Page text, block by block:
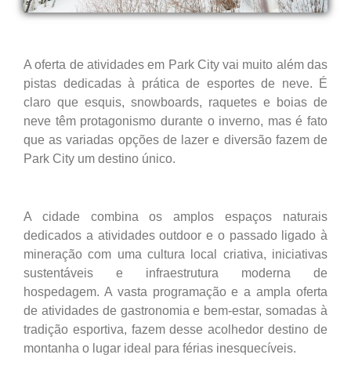
A oferta de atividades em Park City vai muito além das
pistas dedicadas à prática de esportes de neve. É
claro que esquis, snowboards, raquetes e boias de
neve têm protagonismo durante o inverno, mas é fato
que as variadas opções de lazer e diversão fazem de
Park City um destino único.
A cidade combina os amplos espaços naturais
dedicados a atividades outdoor e o passado ligado à
mineração com uma cultura local criativa, iniciativas
sustentáveis e infraestrutura moderna de
hospedagem. A vasta programação e a ampla oferta
de atividades de gastronomia e bem-estar, somadas à
tradição esportiva, fazem desse acolhedor destino de
montanha o lugar ideal para férias inesquecíveis.